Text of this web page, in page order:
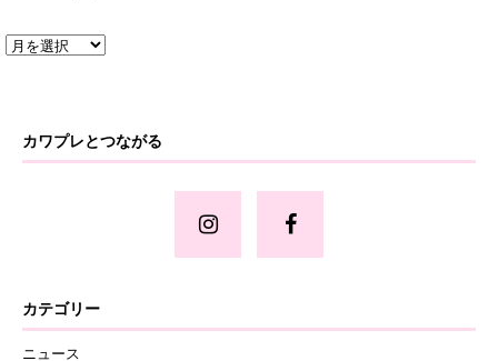
カワプレとつながる
カテゴリー
ニュース